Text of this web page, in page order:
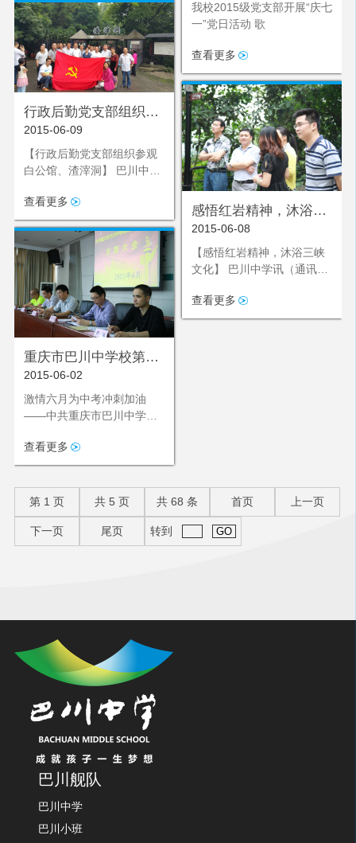
我校2015级党支部开展“庆七
一”党日活动 歌
查看更多
行政后勤党支部组织参
观白公馆、渣滓洞
2015-06-09
【行政后勤党支部组织参观
白公馆、渣滓洞】 巴川中学
查看更多
感悟红岩精神，沐浴三
峡文化
2015-06-08
【感悟红岩精神，沐浴三峡
文化】 巴川中学讯（通讯员
查看更多
重庆市巴川中学校第三
支部支部大会成功召开
2015-06-02
激情六月为中考冲刺加油
——中共重庆市巴川中学校
查看更多
第 1 页 共 5 页 共 68 条 首页 上一页
下一页 尾页 转到
巴川舰队
巴川中学
巴川小班